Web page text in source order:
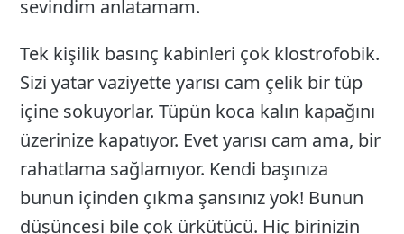
sevindim anlatamam.
Tek kişilik basınç kabinleri çok klostrofobik.
Sizi yatar vaziyette yarısı cam çelik bir tüp
içine sokuyorlar. Tüpün koca kalın kapağını
üzerinize kapatıyor. Evet yarısı cam ama, bir
rahatlama sağlamıyor. Kendi başınıza
bunun içinden çıkma şansınız yok! Bunun
düşüncesi bile çok ürkütücü. Hiç birinizin